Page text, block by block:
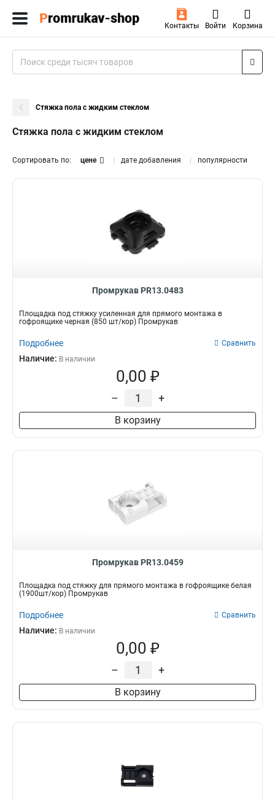
Контакты Войти Корзина
Стяжка пола с жидким стеклом
Стяжка пола с жидким стеклом
Сортировать по: цене дате добавления популярности
Промрукав PR13.0483
Площадка под стяжку усиленная для прямого монтажа в
гофроящике черная (850 шт/кор) Промрукав
Подробнее Сравнить
Наличие: В наличии
0,00 ₽
– +
В корзину
Промрукав PR13.0459
Площадка под стяжку для прямого монтажа в гофроящике белая
(1900шт/кор) Промрукав
Подробнее Сравнить
Наличие: В наличии
0,00 ₽
– +
В корзину